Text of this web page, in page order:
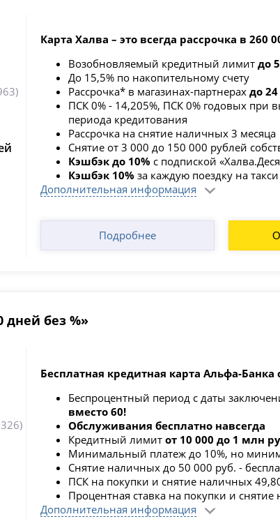
Карта Халва – это всегда рассрочка в 260
Возобновляемый кредитный лимитдо
До 15,5% по накопительному счету
Рассрочка* в магазинах-партнерах до
ПСК 0% - 14,205%, ПСК 0% годовых при
периода кредитования
Рассрочка на снятие наличных 3 месяца
Снятие от 3 000 до 150 000 рублей
Кэшбэк до 10% с подпиской
Кэшбэк 10% за каждую поездку на такси
Дополнительная информация
Подробнее
дней без %»
Бесплатная кредитная карта
Беспроцентный период с даты
вместо 60!
Обслуживания бесплатно навсегда
Кредитный лимит от 10 000 до 1 млн
Минимальный платеж до 10%, но
Снятие наличных до 50 000 руб. -
ПСК на покупки и снятие наличных
Процентная ставка на покупки и
Дополнительная информация